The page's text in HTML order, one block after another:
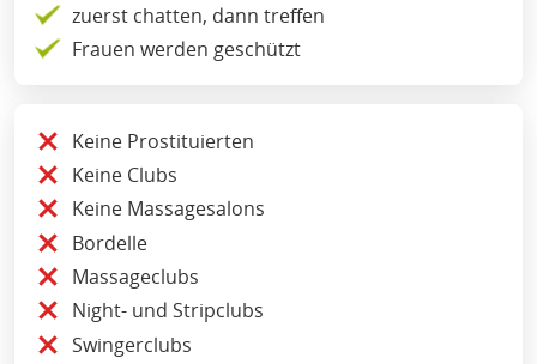
zuerst chatten, dann treffen
Frauen werden geschützt
Keine Prostituierten
Keine Clubs
Keine Massagesalons
Bordelle
Massageclubs
Night- und Stripclubs
Swingerclubs